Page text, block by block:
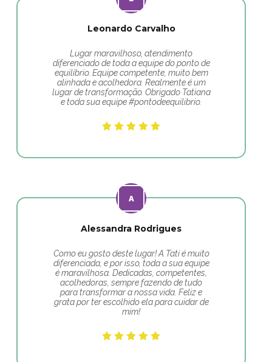
Leonardo Carvalho
Lugar maravilhoso, atendimento
diferenciado de toda a equipe do ponto de
equilíbrio. Equipe competente, muito bem
alinhada e acolhedora. Realmente é um
lugar de transformação. Obrigado Tatiana
e toda sua equipe #pontodeequilibrio.
Alessandra Rodrigues
Como eu gosto deste lugar! A Tati é muito
diferenciada, e por isso, toda a sua equipe
é maravilhosa. Dedicadas, competentes,
acolhedoras, sempre fazendo de tudo
para transformar a nossa vida. Feliz e
grata por ter escolhido ela para cuidar de
mim!